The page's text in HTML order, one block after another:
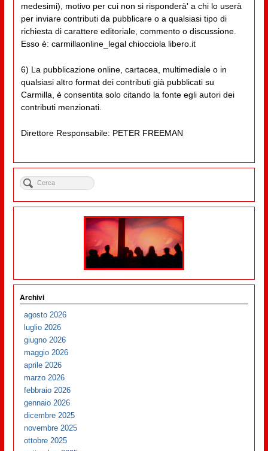
medesimi), motivo per cui non si risponderà' a chi lo userà
per inviare contributi da pubblicare o a qualsiasi tipo di
richiesta di carattere editoriale, commento o discussione.
Esso è: carmillaonline_legal chiocciola libero.it
6) La pubblicazione online, cartacea, multimediale o in
qualsiasi altro format dei contributi già pubblicati su
Carmilla, è consentita solo citando la fonte egli autori dei
contributi menzionati.
Direttore Responsabile: PETER FREEMAN
Archivi
agosto 2026
luglio 2026
giugno 2026
maggio 2026
aprile 2026
marzo 2026
febbraio 2026
gennaio 2026
dicembre 2025
novembre 2025
ottobre 2025